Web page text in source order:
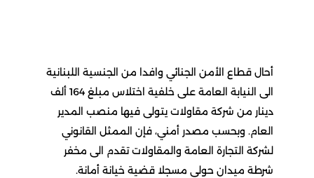
أحال قطاع الأمن الجنائي وافدا من الجنسية اللبنانية
الى النيابة العامة على خلفية اختلاس مبلغ 164 ألف
دينار من شركة مقاولات يتولى فيها منصب المدير
العام. وبحسب مصدر أمني، فإن الممثل القانوني
لشركة التجارة العامة والمقاولات تقدم الى مخفر
شرطة ميدان حولي مسجلا قضية خيانة أمانة.